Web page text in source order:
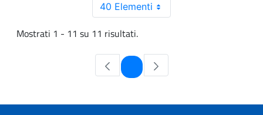
40 Elementi
Mostrati 1 - 11 su 11 risultati.
Pagina